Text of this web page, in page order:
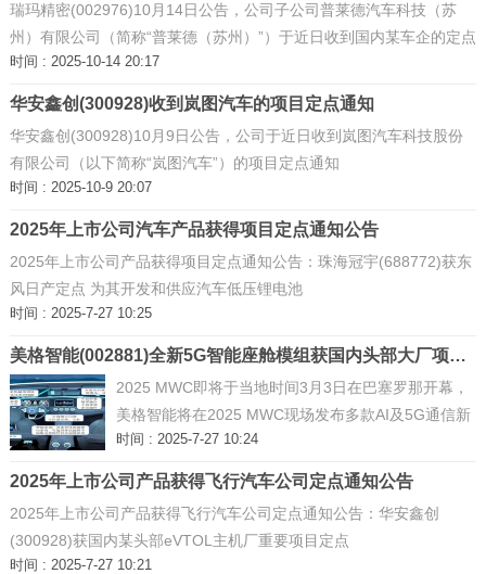
瑞玛精密(002976)10月14日公告，公司子公司普莱德汽车科技（苏
州）有限公司（简称“普莱德（苏州）”）于近日收到国内某车企的定点
通知，
时间 : 2025-10-14 20:17
华安鑫创(300928)收到岚图汽车的项目定点通知
华安鑫创(300928)10月9日公告，公司于近日收到岚图汽车科技股份
有限公司（以下简称“岚图汽车”）的项目定点通知
时间 : 2025-10-9 20:07
2025年上市公司汽车产品获得项目定点通知公告
2025年上市公司产品获得项目定点通知公告：珠海冠宇(688772)获东
风日产定点 为其开发和供应汽车低压锂电池
时间 : 2025-7-27 10:25
美格智能(002881)全新5G智能座舱模组获国内头部大厂项目定点
2025 MWC即将于当地时间3月3日在巴塞罗那开幕，
美格智能将在2025 MWC现场发布多款AI及5G通信新
品。
时间 : 2025-7-27 10:24
2025年上市公司产品获得飞行汽车公司定点通知公告
2025年上市公司产品获得飞行汽车公司定点通知公告：华安鑫创
(300928)获国内某头部eVTOL主机厂重要项目定点
时间 : 2025-7-27 10:21